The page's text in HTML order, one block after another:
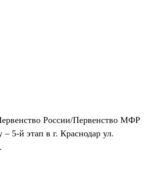
России/Первенство МФР
– 5-й этап в г. Краснодар ул.